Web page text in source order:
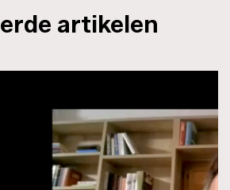
artikelen